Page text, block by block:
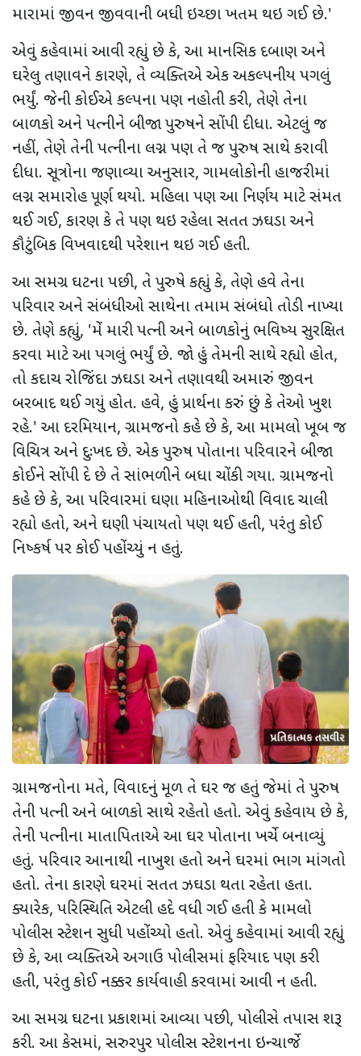
મારામાં જીવન જીવવાની બધી ઇચ્છા ખતમ થઇ ગઈ છે.'
એવું કહેવામાં આવી રહ્યું છે કે, આ માનસિક દબાણ અને
ઘરેલુ તણાવને કારણે, તે વ્યક્તિએ એક અકલ્પનીય પગલું
ભર્યું. જેની કોઈએ કલ્પના પણ નહોતી કરી, તેણે તેના
બાળકો અને પત્નીને બીજા પુરુષને સોંપી દીધા. એટલું જ
નહીં, તેણે તેની પત્નીના લગ્ન પણ તે જ પુરુષ સાથે કરાવી
દીધા. સૂત્રોના જણાવ્યા અનુસાર, ગામલોકોની હાજરીમાં
લગ્ન સમારોહ પૂર્ણ થયો. મહિલા પણ આ નિર્ણય માટે સંમત
થઈ ગઈ, કારણ કે તે પણ થઇ રહેલા સતત ઝઘડા અને
કૌટુંબિક વિખવાદથી પરેશાન થઇ ગઈ હતી.
આ સમગ્ર ઘટના પછી, તે પુરુષે કહ્યું કે, તેણે હવે તેના
પરિવાર અને સંબંધીઓ સાથેના તમામ સંબંધો તોડી નાખ્યા
છે. તેણે કહ્યું, 'મેં મારી પત્ની અને બાળકોનું ભવિષ્ય સુરક્ષિત
કરવા માટે આ પગલું ભર્યું છે. જો હું તેમની સાથે રહ્યો હોત,
તો કદાચ રોજિંદા ઝઘડા અને તણાવથી અમારું જીવન
બરબાદ થઈ ગયું હોત. હવે, હું પ્રાર્થના કરું છું કે તેઓ ખુશ
રહે.' આ દરમિયાન, ગ્રામજનો કહે છે કે, આ મામલો ખૂબ જ
વિચિત્ર અને દુઃખદ છે. એક પુરુષ પોતાના પરિવારને બીજા
કોઈને સોંપી દે છે તે સાંભળીને બધા ચોંકી ગયા. ગ્રામજનો
કહે છે કે, આ પરિવારમાં ઘણા મહિનાઓથી વિવાદ ચાલી
રહ્યો હતો, અને ઘણી પંચાયતો પણ થઈ હતી, પરંતુ કોઈ
નિષ્કર્ષ પર કોઈ પહોંચ્યું ન હતું.
ગ્રામજનોના મતે, વિવાદનું મૂળ તે ઘર જ હતું જેમાં તે પુરુષ
તેની પત્ની અને બાળકો સાથે રહેતો હતો. એવું કહેવાય છે કે,
તેની પત્નીના માતાપિતાએ આ ઘર પોતાના ખર્ચે બનાવ્યું
હતું. પરિવાર આનાથી નાખુશ હતો અને ઘરમાં ભાગ માંગતો
હતો. તેના કારણે ઘરમાં સતત ઝઘડા થતા રહેતા હતા.
ક્યારેક, પરિસ્થિતિ એટલી હદે વધી ગઈ હતી કે મામલો
પોલીસ સ્ટેશન સુધી પહોંચ્યો હતો. એવું કહેવામાં આવી રહ્યું
છે કે, આ વ્યક્તિએ અગાઉ પોલીસમાં ફરિયાદ પણ કરી
હતી, પરંતુ કોઈ નક્કર કાર્યવાહી કરવામાં આવી ન હતી.
આ સમગ્ર ઘટના પ્રકાશમાં આવ્યા પછી, પોલીસે તપાસ શરૂ
કરી. આ કેસમાં, સરુરપુર પોલીસ સ્ટેશનના ઇન્ચાર્જે